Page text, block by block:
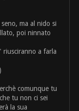
ma al nido si
poi ninnato
a farla
comunque tu
tu non ci sei
la sua